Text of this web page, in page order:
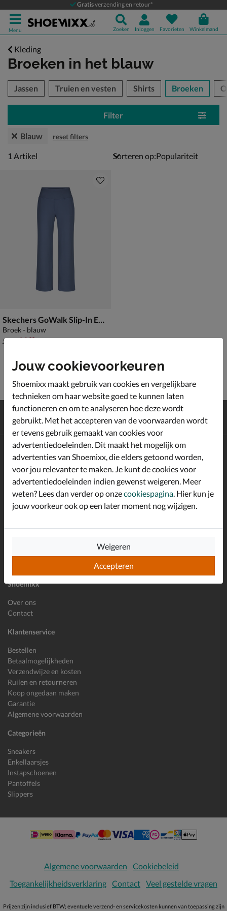
Gratisverzending en retour*
Menu Zoeken Inloggen Favorieten Winkelmand
Kleding
Broeken in het blauw
over
Jassen Truien en vesten Shirts Broeken
Filter
Blauw reset filters
1 artikel
1 Artikel Sorteren op:
Skechers GoWalk Slip-In Evolution
Broek - blauw
van € 54,99 voor € 32,99
54 32,99
Gratisverzending en retour*
Achterafbetalen
Shoemixx
Over ons
Contact
Klantenservice
Bestellen
Betaalmogelijkheden
Verzendwijze en kosten
Ruilen en retourneren
Koop ongedaan maken
Garantie
Algemene voorwaarden
Categorieën
Sneakers
Enkellaarsjes
Instapschoenen
Pantoffels
Slippers
Altijd op de hoogte zijn?
Schrijf je in voor de Shoemixx nieuwsbrief en ontvang €10,-
welkomstkorting!*
E-mailadres
Algemene voorwaarden
Cookiebeleid
Toegankelijkheidsverklaring Contact Veel gestelde vragen
Prijzen zijn inclusief BTW; eventuele verzend- en servicekosten kunnen van toepassing zijn
Jouw cookievoorkeuren
Shoemixx maakt gebruik van cookies en vergelijkbare
technieken om haar website goed te kunnen laten
functioneren en om te analyseren hoe deze wordt
gebruikt. Met het accepteren van de voorwaarden wordt
er tevens gebruik gemaakt van cookies voor
advertentiedoeleinden. Dit maakt het mogelijk om
advertenties van Shoemixx, die elders getoond worden,
voor jou relevanter te maken. Je kunt de cookies voor
advertentiedoeleinden indien gewenst weigeren. Meer
weten? Lees dan verder op onzecookiespagina . Hier kun je
jouw voorkeur ook op een later moment nog wijzigen.
Accepteren
Weigeren